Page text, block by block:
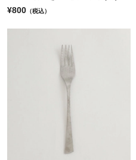
¥800 （税込）